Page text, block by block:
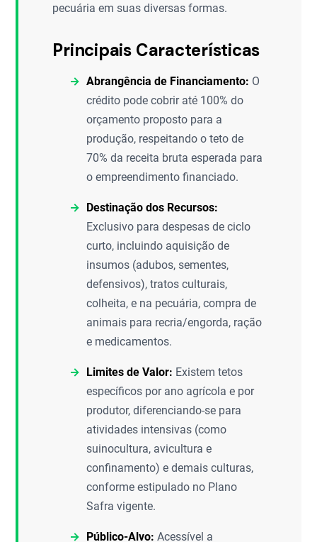
pecuária em suas diversas formas.
Principais Características
Abrangência de Financiamento: O
crédito pode cobrir até 100% do
orçamento proposto para a
produção, respeitando o teto de
70% da receita bruta esperada para
o empreendimento financiado.
Destinação dos Recursos:
Exclusivo para despesas de ciclo
curto, incluindo aquisição de
insumos (adubos, sementes,
defensivos), tratos culturais,
colheita, e na pecuária, compra de
animais para recria/engorda, ração
e medicamentos.
Limites de Valor: Existem tetos
específicos por ano agrícola e por
produtor, diferenciando-se para
atividades intensivas (como
suinocultura, avicultura e
confinamento) e demais culturas,
conforme estipulado no Plano
Safra vigente.
Público-Alvo: Acessível a